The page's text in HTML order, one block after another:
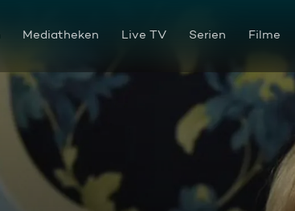
Mediatheken Live TV Serien Filme